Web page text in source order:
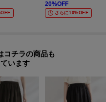
20%OFF
さらに10%OFF
コチラの商品も
います